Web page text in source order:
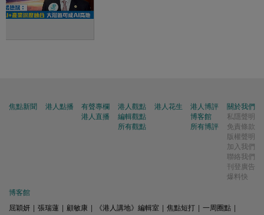
焦點新聞 港人點播
有聲專欄
港人直播
港人觀點
編輯觀點
所有觀點
港人花生
港人博評
博客館
所有博評
關於我們
私隱聲明
免責條款
版權聲明
加入我們
聯絡我們
刊登廣告
爆料快
博客館
屈穎妍
張瑞蓮 顧敏康 《港人講地》編輯室 焦點短打 一周圈點